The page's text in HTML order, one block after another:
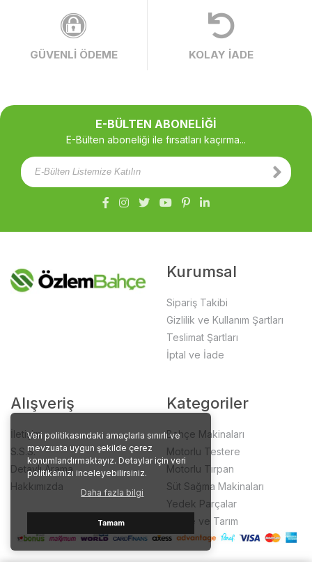
Veri politikasındaki amaçlarla sınırlı ve
mevzuata uygun şekilde çerez
konumlandırmaktayız. Detaylar için veri
politikamızı inceleyebilirsiniz.
Daha fazla bilgi
Tamam
GÜVENLİ ÖDEME KOLAY İADE
E-BÜLTEN ABONELİĞİ
E-Bülten aboneliği ile fırsatları kaçırma...
Kurumsal
Sipariş Takibi
Gizlilik ve Kullanım Şartları
Teslimat Şartları
İptal ve İade
Alışveriş
İletişim
S.S.S.
Detaylı Arama
Hakkımızda
Kategoriler
Bahçe Makinaları
Motorlu Testere
Motorlu Tırpan
Süt Sağma Makinaları
Yedek Parçalar
Bahçe ve Tarım